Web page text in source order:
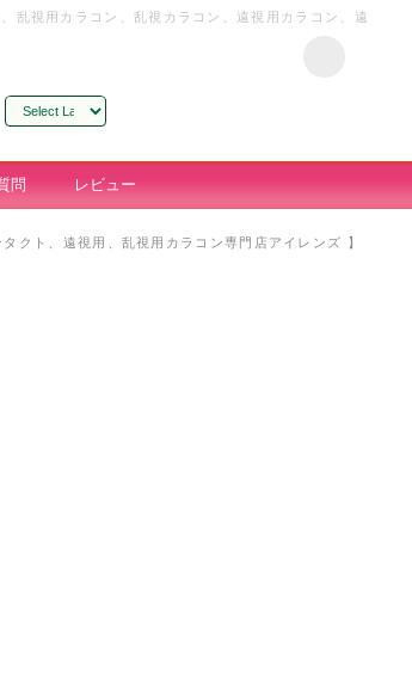
乱視用カラコン、乱視カラコン、遠視用カラコン、遠
Translate
問 レビュー
クト、遠視用、乱視用カラコン専門店アイレンズ 】